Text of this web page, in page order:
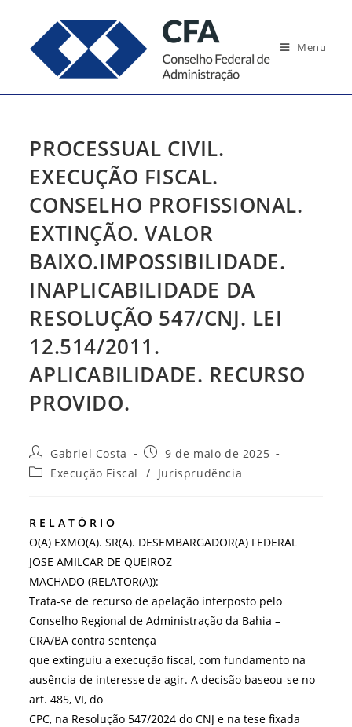
conteúdo
Menu
PROCESSUAL CIVIL.
EXECUÇÃO FISCAL.
CONSELHO PROFISSIONAL.
EXTINÇÃO. VALOR
BAIXO.IMPOSSIBILIDADE.
INAPLICABILIDADE DA
RESOLUÇÃO 547/CNJ. LEI
12.514/2011.
APLICABILIDADE. RECURSO
PROVIDO.
Autor
do
post:
Gabriel Costa
Post
publicado:
9 de maio de 2025
Categoria
Execução Fiscal / Jurisprudência
R E L A T Ó R I O
O(A) EXMO(A). SR(A). DESEMBARGADOR(A) FEDERAL
JOSE AMILCAR DE QUEIROZ
MACHADO (RELATOR(A)):
Trata-se de recurso de apelação interposto pelo
Conselho Regional de Administração da Bahia –
CRA/BA contra sentença
que extinguiu a execução fiscal, com fundamento na
ausência de interesse de agir. A decisão baseou-se no
art. 485, VI, do
CPC, na Resolução 547/2024 do CNJ e na tese fixada